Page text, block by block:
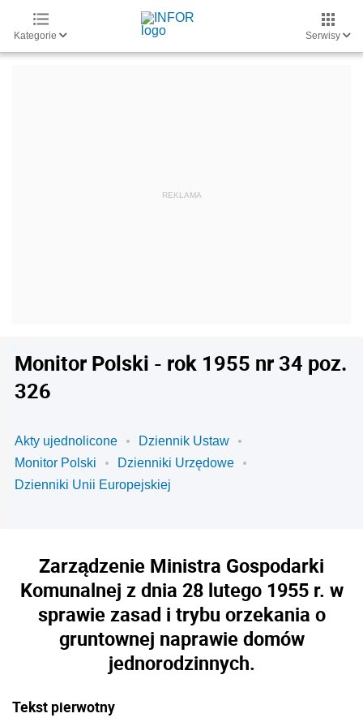
Kategorie Serwisy
Monitor Polski - rok 1955 nr 34 poz.
326
Akty ujednolicone
Dziennik Ustaw
Monitor Polski
Dzienniki Urzędowe
Dzienniki Unii Europejskiej
Zarządzenie Ministra Gospodarki
Komunalnej z dnia 28 lutego 1955 r. w
sprawie zasad i trybu orzekania o
gruntownej naprawie domów
jednorodzinnych.
Tekst pierwotny